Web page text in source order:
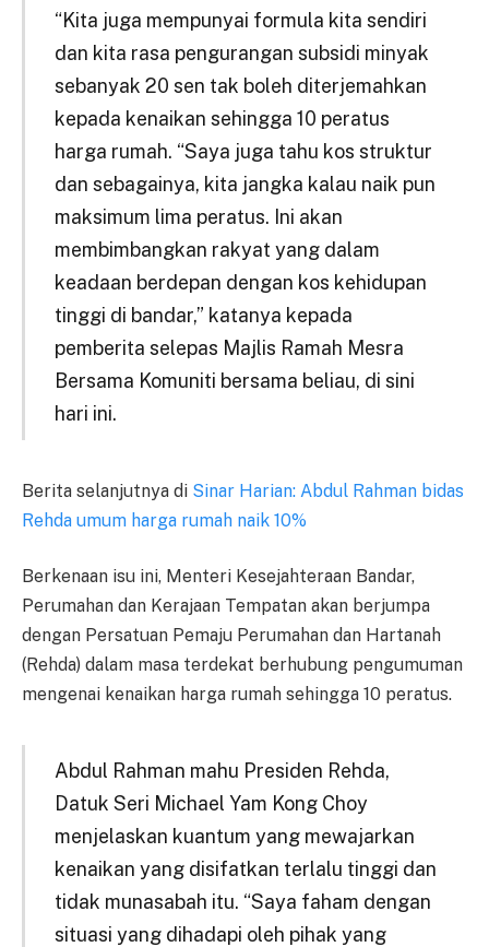
“Kita juga mempunyai formula kita sendiri
dan kita rasa pengurangan subsidi minyak
sebanyak 20 sen tak boleh diterjemahkan
kepada kenaikan sehingga 10 peratus
harga rumah. “Saya juga tahu kos struktur
dan sebagainya, kita jangka kalau naik pun
maksimum lima peratus. Ini akan
membimbangkan rakyat yang dalam
keadaan berdepan dengan kos kehidupan
tinggi di bandar,” katanya kepada
pemberita selepas Majlis Ramah Mesra
Bersama Komuniti bersama beliau, di sini
hari ini.
Berita selanjutnya di Sinar Harian: Abdul Rahman bidas
Rehda umum harga rumah naik 10%
Berkenaan isu ini, Menteri Kesejahteraan Bandar,
Perumahan dan Kerajaan Tempatan akan berjumpa
dengan Persatuan Pemaju Perumahan dan Hartanah
(Rehda) dalam masa terdekat berhubung pengumuman
mengenai kenaikan harga rumah sehingga 10 peratus.
Abdul Rahman mahu Presiden Rehda,
Datuk Seri Michael Yam Kong Choy
menjelaskan kuantum yang mewajarkan
kenaikan yang disifatkan terlalu tinggi dan
tidak munasabah itu. “Saya faham dengan
situasi yang dihadapi oleh pihak yang